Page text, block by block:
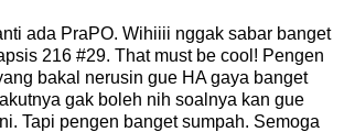
ada PraPO. Wihiiii nggak sabar banget
216 #29. That must be cool! Pengen
bakal nerusin gue HA gaya banget
gak boleh nih soalnya kan gue
Tapi pengen banget sumpah. Semoga